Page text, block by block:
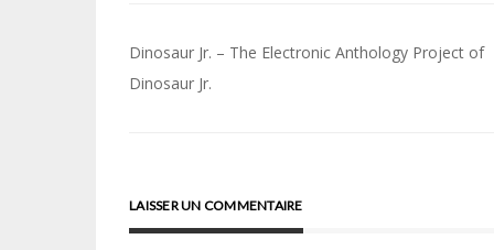
Navigation
de
Dinosaur Jr. – The Electronic Anthology Project of
Dinosaur Jr.
LAISSER UN COMMENTAIRE